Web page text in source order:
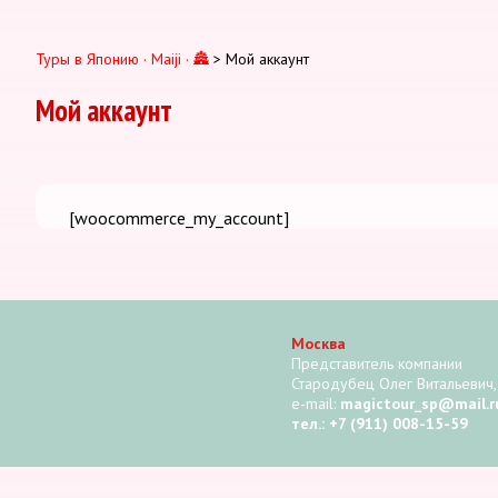
Туры в Японию · Maiji · 🏯 > Мой аккаунт
Мой аккаунт
[woocommerce_my_account]
Москва
Представитель компании
Стародубец Олег Витальевич,
e-mail:
тел.: +7 (911) 008-15-59